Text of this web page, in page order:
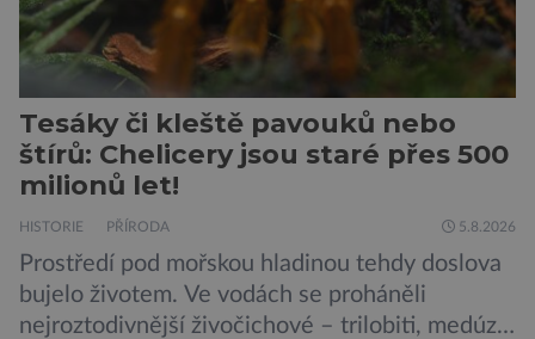
Tesáky či kleště pavouků nebo
štírů: Chelicery jsou staré přes 500
milionů let!
HISTORIE PŘÍRODA 5.8.2026
Prostředí pod mořskou hladinou tehdy doslova
bujelo životem. Ve vodách se proháněli
nejroztodivnější živočichové – trilobiti, medúzy